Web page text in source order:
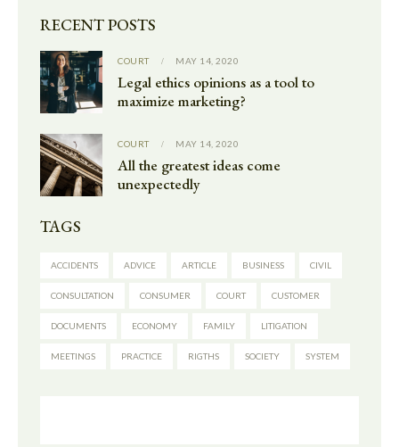
RECENT POSTS
COURT MAY 14, 2020
Legal ethics opinions as a tool to
maximize marketing?
COURT MAY 14, 2020
All the greatest ideas come
unexpectedly
TAGS
ACCIDENTS ADVICE ARTICLE BUSINESS CIVIL
CONSULTATION CONSUMER COURT CUSTOMER
DOCUMENTS ECONOMY FAMILY LITIGATION
MEETINGS PRACTICE RIGTHS SOCIETY SYSTEM